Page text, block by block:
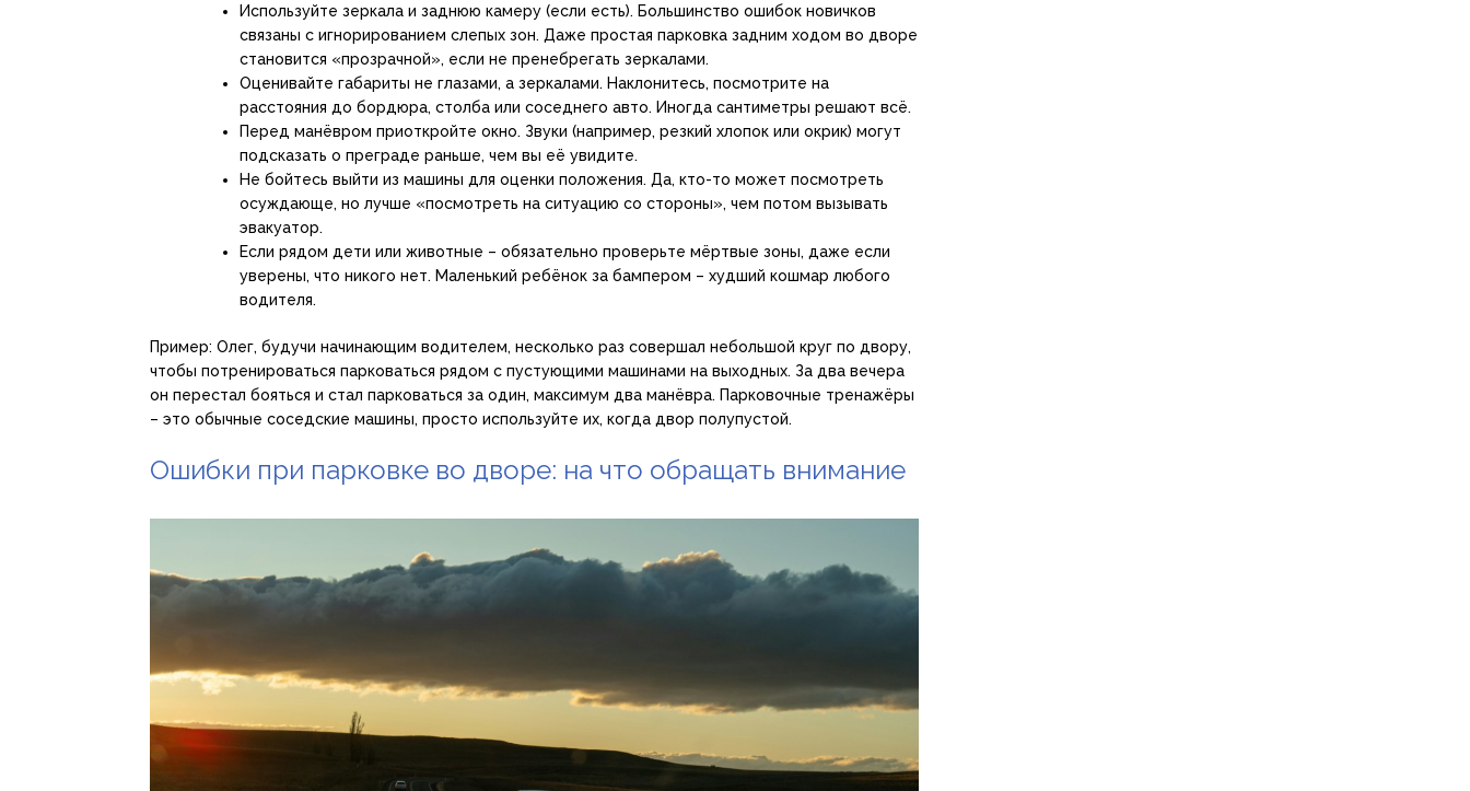
Используйте зеркала и заднюю камеру (если есть). Большинство ошибок новичков
связаны с игнорированием слепых зон. Даже простая парковка задним ходом во дворе
становится «прозрачной», если не пренебрегать зеркалами.
Оценивайте габариты не глазами, а зеркалами. Наклонитесь, посмотрите на
расстояния до бордюра, столба или соседнего авто. Иногда сантиметры решают всё.
Перед манёвром приоткройте окно. Звуки (например, резкий хлопок или окрик) могут
подсказать о преграде раньше, чем вы её увидите.
Не бойтесь выйти из машины для оценки положения. Да, кто-то может посмотреть
осуждающе, но лучше «посмотреть на ситуацию со стороны», чем потом вызывать
эвакуатор.
Если рядом дети или животные – обязательно проверьте мёртвые зоны, даже если
уверены, что никого нет. Маленький ребёнок за бампером – худший кошмар любого
водителя.
Пример: Олег, будучи начинающим водителем, несколько раз совершал небольшой круг по двору,
чтобы потренироваться парковаться рядом с пустующими машинами на выходных. За два вечера
он перестал бояться и стал парковаться за один, максимум два манёвра. Парковочные тренажёры
– это обычные соседские машины, просто используйте их, когда двор полупустой.
Ошибки при парковке во дворе: на что обращать внимание